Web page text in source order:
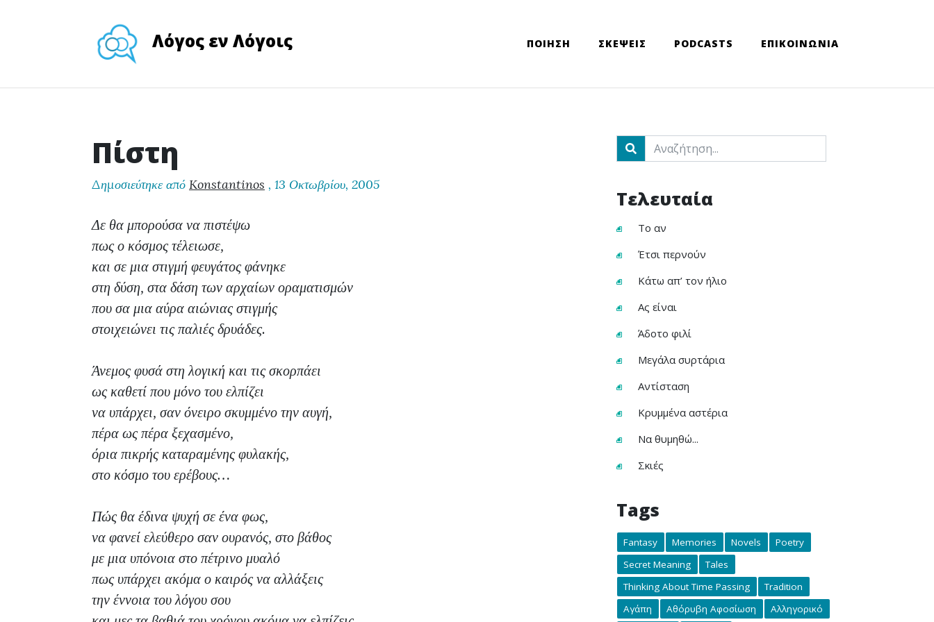
Λόγος εν Λόγοις ΠΟΙΗΣΗ ΣΚΕΨΕΙΣ PODCASTS ΕΠΙΚΟΙΝΩΝΙΑ
Πίστη
Δημοσιεύτηκε από Konstantinos , 13 Οκτωβρίου, 2005
Δε θα μπορούσα να πιστέψω
πως ο κόσμος τέλειωσε,
και σε μια στιγμή φευγάτος φάνηκε
στη δύση, στα δάση των αρχαίων οραματισμών
που σα μια αύρα αιώνιας στιγμής
στοιχειώνει τις παλιές δρυάδες.
Άνεμος φυσά στη λογική και τις σκορπάει
ως καθετί που μόνο του ελπίζει
να υπάρχει, σαν όνειρο σκυμμένο την αυγή,
πέρα ως πέρα ξεχασμένο,
όρια πικρής καταραμένης φυλακής,
στο κόσμο του ερέβους…
Πώς θα έδινα ψυχή σε ένα φως,
να φανεί ελεύθερο σαν ουρανός, στο βάθος
με μια υπόνοια στο πέτρινο μυαλό
πως υπάρχει ακόμα ο καιρός να αλλάξεις
την έννοια του λόγου σου
Search
Τελευταία
Το αν
Έτσι περνούν
Κάτω απ’ τον ήλιο
Ας είναι
Άδοτο φιλί
Μεγάλα συρτάρια
Αντίσταση
Κρυμμένα αστέρια
Να θυμηθώ...
Σκιές
Tags
Fantasy Memories Novels
Poetry
Secret Meaning
Tales
Thinking About Time Passing
Tradition
Αγάπη
Αθόρυβη Αφοσίωση Αλληγορικό